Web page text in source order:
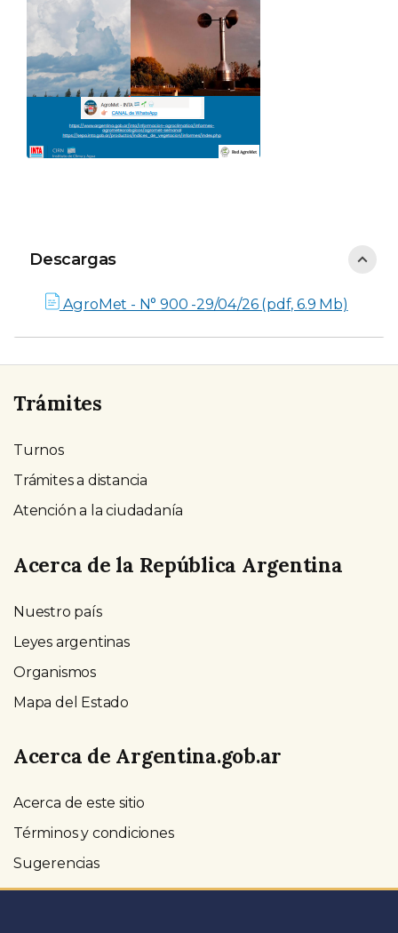
Descargas
Descargas
AgroMet - N° 900 -29/04/26 (pdf, 6.9 Mb)
Trámites
Turnos
Trámites a distancia
Atención a la ciudadanía
Acerca de la República Argentina
Nuestro país
Leyes argentinas
Organismos
Mapa del Estado
Acerca de Argentina.gob.ar
Acerca de este sitio
Términos y condiciones
Sugerencias